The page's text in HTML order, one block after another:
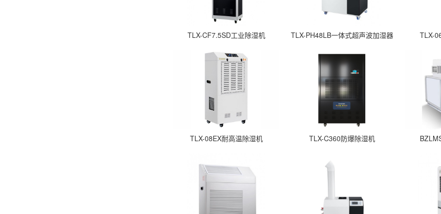
TLX-CF7.5SD工业除湿机 TLX-PH48LB一体式超声波加湿器 TLX-
TLX-08EX耐高温除湿机 TLX-C360防爆除湿机